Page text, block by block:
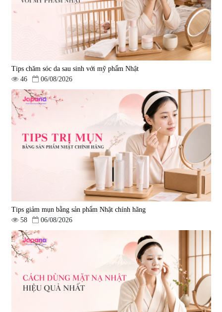
Tips chăm sóc da sau sinh với mỹ phẩm Nhật
46
06/08/2026
Tips giảm mụn bằng sản phẩm Nhật chính hãng
58
06/08/2026